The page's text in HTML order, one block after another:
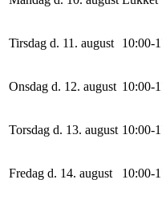
Tirsdag d. 11. august 10:00-
Onsdag d. 12. august 10:00-
Torsdag d. 13. august 10:00-
Fredag d. 14. august 10:00-